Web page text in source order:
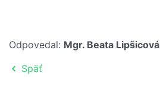
Odpovedal: Mgr. Beata Lipšicová
Späť